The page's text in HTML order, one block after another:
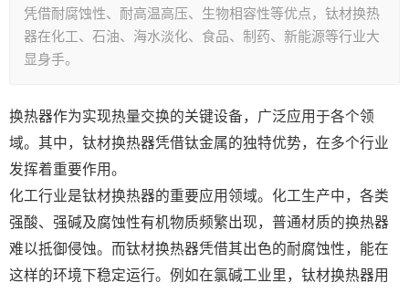
凭借耐腐蚀性、耐高温高压、生物相容性等优点，钛材换热
器在化工、石油、海水淡化、食品、制药、新能源等行业大
显身手。
换热器作为实现热量交换的关键设备，广泛应用于各个领
域。其中，钛材换热器凭借钛金属的独特优势，在多个行业
发挥着重要作用。
化工行业是钛材换热器的重要应用领域。化工生产中，各类
强酸、强碱及腐蚀性有机物质频繁出现，普通材质的换热器
难以抵御侵蚀。而钛材换热器凭借其出色的耐腐蚀性，能在
这样的环境下稳定运行。例如在氯碱工业里，钛材换热器用